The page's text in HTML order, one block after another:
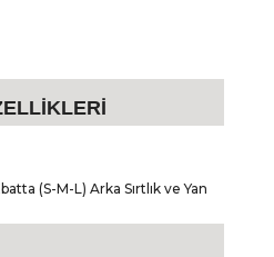
(S-M-L) Arka Sırtlık ve Yan